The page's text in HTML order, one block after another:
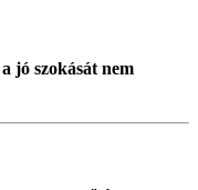
jó szokását nem